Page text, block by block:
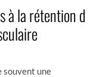
à la rétention d
souvent une